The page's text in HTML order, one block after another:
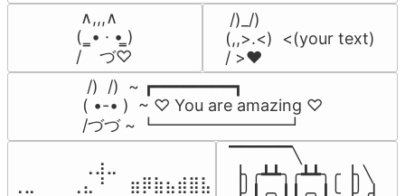
∧,,,∧
(  ̳• · • ̳)
/    づ♡
/)_/)
(,,>.<)  <(your text)
/ >❤️
/)  /)  ~ ┏━━━━━━━━┓
( •-• )  ~ ♡ You are amazing ♡
/づづ ~ ┗━━━━━━━━┛
⠀⠀⠀⠀⠀⠀⢀⣰⣀⠀⠀⠀⠀⠀⠀⠀⠀
⢀⣀⠀⠀⠀⢀⣄⠘⠀⠀⣶⡿⣷⣦⣾⣿⣧
▔▔▔▔▔╲
▕╮╭┻┻╮╭┻┻╮╭▕╮╲